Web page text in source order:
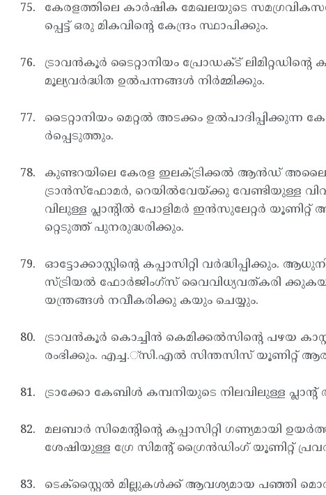
കേരളത്തിലെ കാര്‍ഷിക മേഖലയുടെ
പ്പെട്ട് ഒരു മികവിന്റെ കേന്ദ്രം സ്ഥാപിക്കും.
ട്രാവന്‍കൂര്‍ ടൈറ്റാനിയം പ്രോഡക്ട് ലിമിറ്റഡിന്റെ
മൂല്യവര്‍ദ്ധിത ഉല്‍പന്നങ്ങള്‍ നിര്‍മ്മിക്കും.
ടൈറ്റാനിയം മെറ്റല്‍ അടക്കം
ര്‍പ്പെടുത്തും.
കുണ്ടറയിലെ കേരള ഇലക്ട്രിക്കല്‍ ആന്‍ഡ് അലൈഡ്
ട്രാന്‍സ്ഫോമര്‍, റെയില്‍വേയ്ക്കു വേണ്ടിയുള്ള
വിലുള്ള പ്ലാന്റില്‍ പോളിമര്‍ ഇന്‍സുലേറ്റര്‍
റ്റെടുത്ത് പുനരുദ്ധരിക്കും.
ഓട്ടോക്കാസ്റ്റിന്റെ കപ്പാസിറ്റി
സ്ട്രിയല്‍ ഫോര്‍ജിംഗ്സ് വൈവിധ്യവത്കരി
യന്ത്രങ്ങള്‍ നവീകരിക്കു കയും ചെയ്യും.
ട്രാവന്‍കൂര്‍ കൊച്ചിന്‍ കെമിക്കല്‍സിന്റെ പഴയ
രംഭിക്കും. എച്ച.്സി.എല്‍ സിന്തസിസ് യൂണിറ്റ്
ട്രാക്കോ കേബിള്‍ കമ്പനിയുടെ നിലവിലുള്ള
മലബാര്‍ സിമെന്റിന്റെ കപ്പാസിറ്റി ഗണ്യമായി
ശേഷിയുള്ള ഗ്രേ സിമന്റ് ഗ്രൈന്‍ഡിംഗ് യൂണിറ്റ്
ടെക്സ്റ്റൈല്‍ മില്ലുകള്‍ക്ക് ആവശ്യമായ പഞ്ഞി